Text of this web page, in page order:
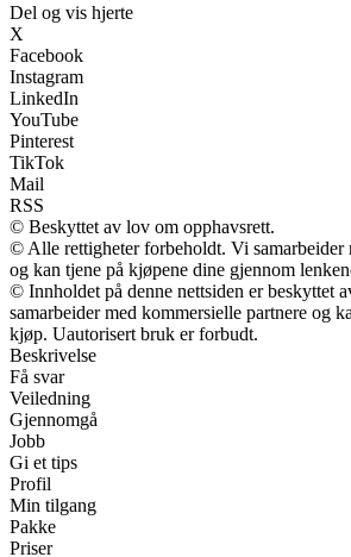
Del og vis hjerte
X
Facebook
Instagram
LinkedIn
YouTube
Pinterest
TikTok
Mail
RSS
© Beskyttet av lov om opphavsrett.
© Alle rettigheter forbeholdt. Vi samarbeider
og kan tjene på kjøpene dine gjennom
© Innholdet på denne nettsiden er beskyttet
samarbeider med kommersielle partnere og
kjøp. Uautorisert bruk er forbudt.
Beskrivelse
Få svar
Veiledning
Gjennomgå
Jobb
Gi et tips
Profil
Min tilgang
Pakke
Priser